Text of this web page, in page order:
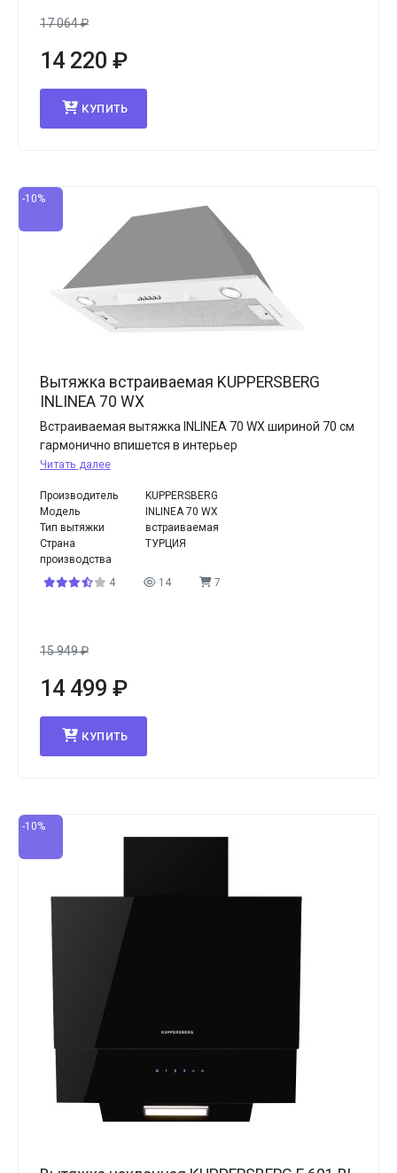
17 064₽
14 220 ₽
КУПИТЬ
-10%
Вытяжка встраиваемая KUPPERSBERG
INLINEA 70 WX
Встраиваемая вытяжка INLINEA 70 WX шириной 70 см
гармонично впишется в интерьер
Читать далее
Производитель
KUPPERSBERG
Модель
INLINEA 70 WX
Тип вытяжки
встраиваемая
Страна
производства
ТУРЦИЯ
4 14 7
15 949₽
14 499 ₽
КУПИТЬ
-10%